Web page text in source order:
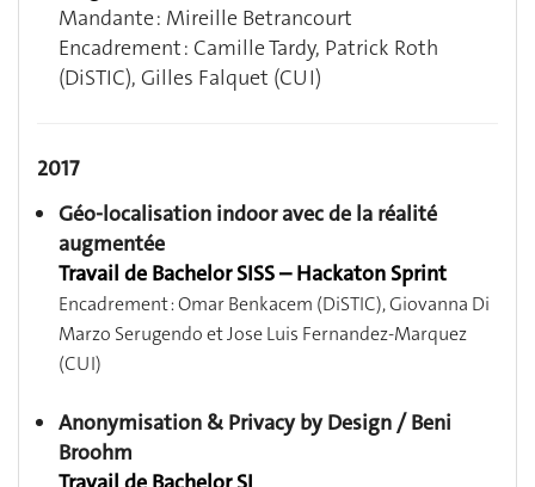
Mandante : Mireille Betrancourt
Encadrement : Camille Tardy, Patrick Roth
(DiSTIC), Gilles Falquet (CUI)
2017
Géo-localisation indoor avec de la réalité
augmentée
Travail de Bachelor SISS – Hackaton Sprint
Encadrement : Omar Benkacem (DiSTIC), Giovanna Di
Marzo Serugendo et Jose Luis Fernandez-Marquez
(CUI)
Anonymisation & Privacy by Design / Beni
Broohm